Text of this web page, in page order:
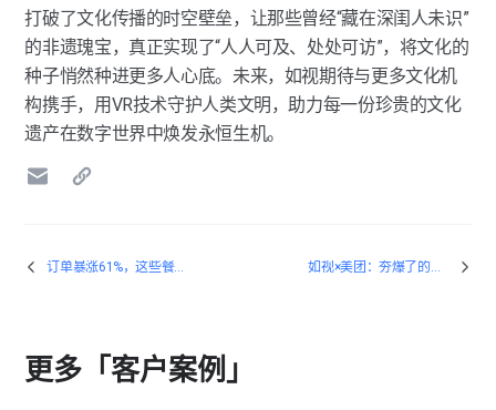
打破了文化传播的时空壁垒，让那些曾经“藏在深闺人未识”
的非遗瑰宝，真正实现了“人人可及、处处可访”，将文化的
种子悄然种进更多人心底。未来，如视期待与更多文化机
构携手，用VR技术守护人类文明，助力每一份珍贵的文化
遗产在数字世界中焕发永恒生机。
订单暴涨61%，这些餐厅不是靠打折
更多「客户案例」